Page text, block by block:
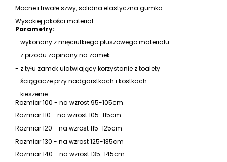
Mocne i trwałe szwy, solidna elastyczna gumka.
Wysokiej jakości materiał.
Parametry:
- wykonany z mięciutkiego pluszowego materiału
- z przodu zapinany na zamek
- z tyłu zamek ułatwiający korzystanie z toalety
- ściągacze przy nadgarstkach i kostkach
- kieszenie
Rozmiar 100 - na wzrost 95-105cm
Rozmiar 110 - na wzrost 105-115cm
Rozmiar 120 - na wzrost 115-125cm
Rozmiar 130 - na wzrost 125-135cm
Rozmiar 140 - na wzrost 135-145cm